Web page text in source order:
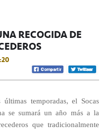
RECOGIDA DE
temporadas, el Socas
se sumará un año más a la
que tradicionalmente